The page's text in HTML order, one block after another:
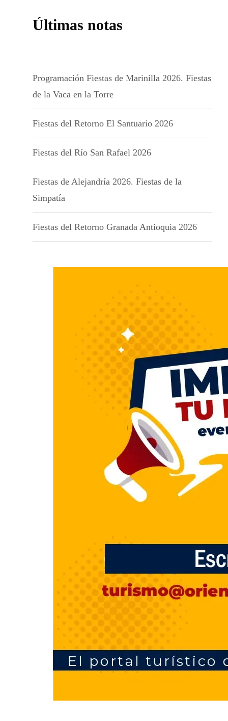
Últimas notas
Programación Fiestas de Marinilla 2026. Fiestas
de la Vaca en la Torre
Fiestas del Retorno El Santuario 2026
Fiestas del Río San Rafael 2026
Fiestas de Alejandría 2026. Fiestas de la
Simpatía
Fiestas del Retorno Granada Antioquia 2026